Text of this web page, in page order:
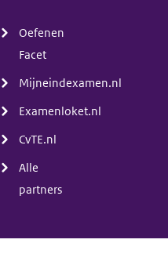
Oefenen
Facet
Mijneindexamen.nl
Examenloket.nl
CvTE.nl
Alle
partners